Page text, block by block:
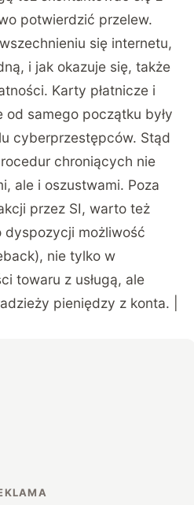
potwierdzić przelew.
się internetu,
i jak okazuje się, także
Karty płatnicze i
samego początku były
cyberprzestępców. Stąd
chroniących nie
ale i oszustwami. Poza
przez SI, warto też
dyspozycji możliwość
nie tylko w
towaru z usługą, ale
pieniędzy z konta. |